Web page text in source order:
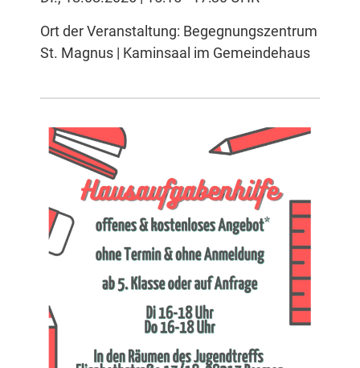
Ort der Veranstaltung: Begegnungszentrum
St. Magnus | Kaminsaal im Gemeindehaus